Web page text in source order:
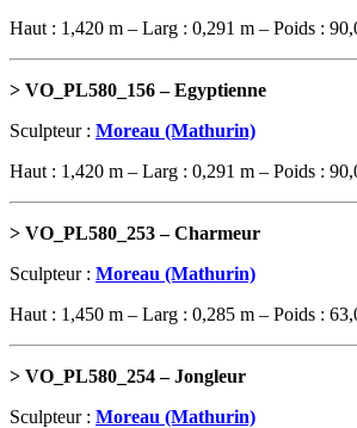
Haut : 1,420 m – Larg : 0,291 m – Poids :
> VO_PL580_156 – Egyptienne
Sculpteur : Moreau (Mathurin)
Haut : 1,420 m – Larg : 0,291 m – Poids :
> VO_PL580_253 – Charmeur
Sculpteur : Moreau (Mathurin)
Haut : 1,450 m – Larg : 0,285 m – Poids :
> VO_PL580_254 – Jongleur
Sculpteur : Moreau (Mathurin)